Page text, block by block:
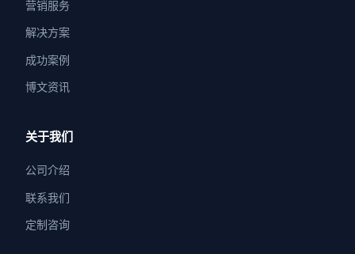
营销服务
解决方案
成功案例
博文资讯
关于我们
公司介绍
联系我们
定制咨询